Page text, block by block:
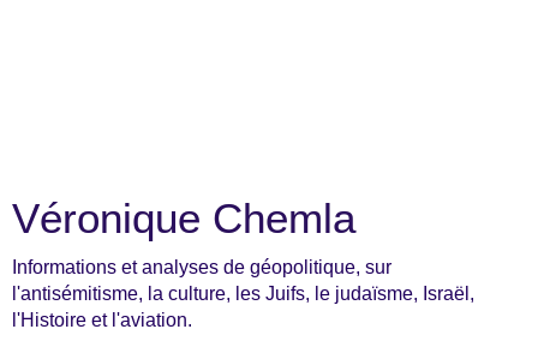
Véronique Chemla
Informations et analyses de géopolitique, sur
l'antisémitisme, la culture, les Juifs, le judaïsme, Israël,
l'Histoire et l'aviation.